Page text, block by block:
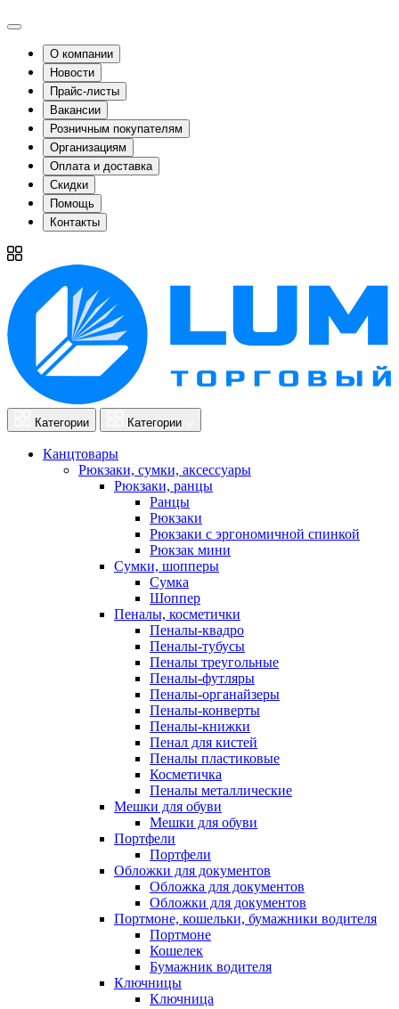
О компании
Новости
Прайс-листы
Вакансии
Розничным покупателям
Организациям
Оплата и доставка
Скидки
Помощь
Контакты
Категории Категории
Канцтовары
Рюкзаки, сумки, аксессуары
Рюкзаки, ранцы
Ранцы
Рюкзаки
Рюкзаки с эргономичной спинкой
Рюкзак мини
Сумки, шопперы
Сумка
Шоппер
Пеналы, косметички
Пеналы-квадро
Пеналы-тубусы
Пеналы треугольные
Пеналы-футляры
Пеналы-органайзеры
Пеналы-конверты
Пеналы-книжки
Пенал для кистей
Пеналы пластиковые
Косметичка
Пеналы металлические
Мешки для обуви
Мешки для обуви
Портфели
Портфели
Обложки для документов
Обложка для документов
Обложки для документов
Портмоне, кошельки, бумажники водителя
Портмоне
Кошелек
Бумажник водителя
Ключницы
Ключница